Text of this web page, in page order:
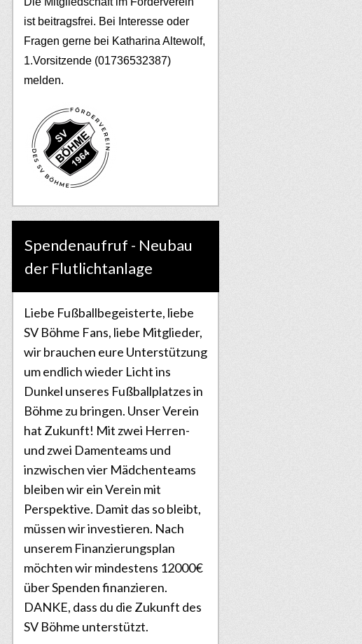
ist beitragsfrei. Bei Interesse oder
Fragen gerne bei Katharina Altewolf,
1.Vorsitzende (01736532387)
melden.
Spendenaufruf - Neubau
der Flutlichtanlage
Liebe Fußballbegeisterte, liebe
SV Böhme Fans, liebe Mitglieder,
wir brauchen eure Unterstützung
um endlich wieder Licht ins
Dunkel unseres Fußballplatzes in
Böhme zu bringen. Unser Verein
hat Zukunft! Mit zwei Herren-
und zwei Damenteams und
inzwischen vier Mädchenteams
bleiben wir ein Verein mit
Perspektive. Damit das so bleibt,
müssen wir investieren. Nach
unserem Finanzierungsplan
möchten wir mindestens 12000€
über Spenden finanzieren.
DANKE, dass du die Zukunft des
SV Böhme unterstützt.